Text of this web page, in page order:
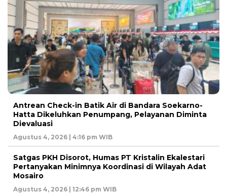
Antrean Check-in Batik Air di Bandara Soekarno-
Hatta Dikeluhkan Penumpang, Pelayanan Diminta
Dievaluasi
Agustus 4, 2026 | 4:16 pm WIB
Satgas PKH Disorot, Humas PT Kristalin Ekalestari
Pertanyakan Minimnya Koordinasi di Wilayah Adat
Mosairo
Agustus 4, 2026 | 12:46 pm WIB